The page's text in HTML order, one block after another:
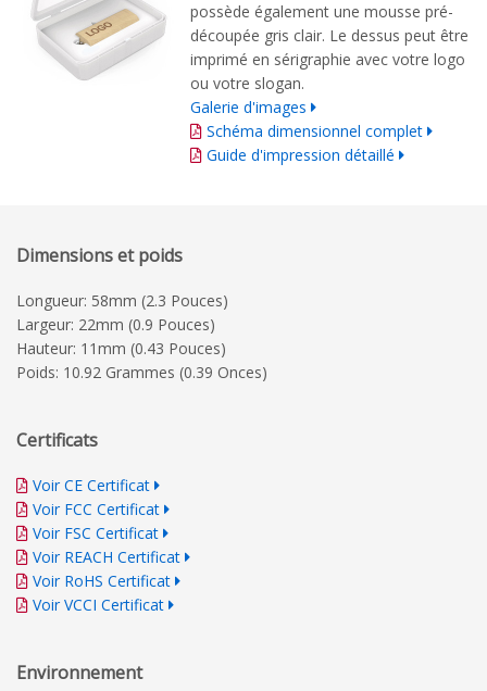
possède également une mousse pré-
découpée gris clair. Le dessus peut être
imprimé en sérigraphie avec votre logo
ou votre slogan.
Galerie d'images
Schéma dimensionnel complet
Guide d'impression détaillé
Dimensions et poids
Longueur: 58mm (2.3 Pouces)
Largeur: 22mm (0.9 Pouces)
Hauteur: 11mm (0.43 Pouces)
Poids: 10.92 Grammes (0.39 Onces)
Certificats
Voir CE Certificat
Voir FCC Certificat
Voir FSC Certificat
Voir REACH Certificat
Voir RoHS Certificat
Voir VCCI Certificat
Environnement